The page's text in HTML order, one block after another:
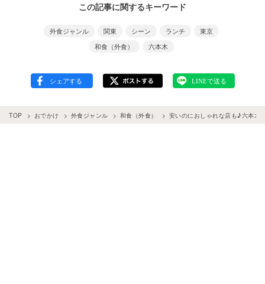
この記事に関するキーワード
外食ジャンル 関東 シーン ランチ
東京
和食（外食）
六本木
TOP おでかけ 外食ジャンル 和食（外食） 安いのにおしゃれな店も♪六本木